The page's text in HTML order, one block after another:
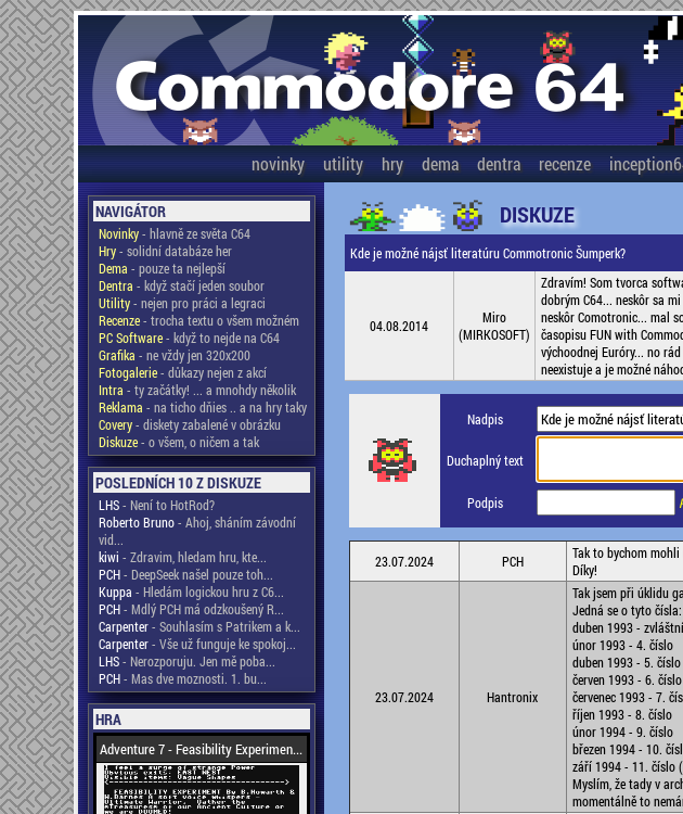
novinky utility hry dema dentra recenze
NAVIGÁTOR
Novinky- hlavně ze světa C64
Hry- solidní databáze her
Dema - pouze ta nejlepší
Dentra - když stačí jeden soubor
Utility- nejen pro práci a legraci
Recenze- trocha textu o všem možném
PC Software- když to nejde na C64
Grafika - ne vždy jen 320x200
Fotogalerie- důkazy nejen z akcí
Intra - ty začátky! ... a mnohdy několik
Reklama - na ticho dňies .. a na hry taky
Covery- diskety zabalené v obrázku
Diskuze- o všem, o ničem a tak
POSLEDNÍCH 10 Z DISKUZE
LHS- Není to HotRod?
Roberto Bruno- Ahoj, sháním závodní
vid...
kiwi - Zdravim, hledam hru, kte...
PCH- DeepSeek našel pouze toh...
Kuppa - Hledám logickou hru z C6...
PCH- Mdlý PCH má odzkoušený R...
Carpenter- Souhlasím s Patrikem a k...
Carpenter- Vše už funguje ke spokoj...
LHS- Nerozporuju. Jen mě poba...
PCH- Mas dve moznosti. 1. bu...
HRA
Adventure 7 - Feasibility Experimen...
DISKUZE
Kde je možné nájsť literatúru Commotronic Šumperk?
04.08.2014
Miro
(MIRKOSOFT)
Zdravím! Som tvorca
dobrým C64... neskôr sa
neskôr Comotronic... mal
časopisu FUN with
výchoodnej Euróry... no
neexistuje a je možné
Nadpis
Duchaplný text
Podpis
23.07.2024 PCH
Tak to bychom
Díky!
23.07.2024 Hantronix
Tak jsem při úklidu
Jedná se o tyto čísla:
duben 1993 -
únor 1993 - 4. číslo
duben 1993 - 5. číslo
červen 1993 - 6. číslo
červenec 1993 - 7.
říjen 1993 - 8. číslo
únor 1994 - 9. číslo
březen 1994 - 10.
září 1994 - 11. číslo
Myslím, že tady v
momentálně to